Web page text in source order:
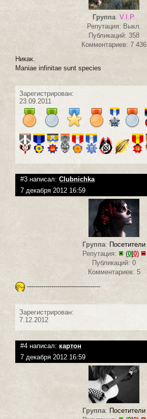
Группа: V.I.P.
Репутация: Выкл.
Публикаций: 358
Комментариев: 7 436
Никак.
Maniae infinitae sunt species
Зарегистрирован:
23.09.2011
#3 написал: Clubnichka
7 декабря 2012 16:59
Группа: Посетители
Репутация:
(0|0)
Публикаций: 0
Комментариев: 5
------------------------------------
Зарегистрирован:
7.12.2012
#4 написал: картон
7 декабря 2012 16:59
Группа: Посетители